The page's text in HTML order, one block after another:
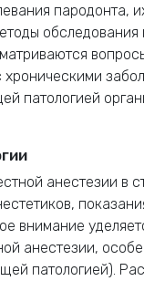
пародонта,
патологией
анестезии в
внимание
анестезии,
патологией).